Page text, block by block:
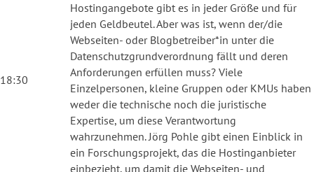
18:30
Hostingangebote gibt es in jeder Größe und für
jeden Geldbeutel. Aber was ist, wenn der/die
Webseiten- oder Blogbetreiber*in unter die
Datenschutzgrundverordnung fällt und deren
Anforderungen erfüllen muss? Viele
Einzelpersonen, kleine Gruppen oder KMUs haben
weder die technische noch die juristische
Expertise, um diese Verantwortung
wahrzunehmen. Jörg Pohle gibt einen Einblick in
ein Forschungsprojekt, das die Hostinganbieter
einbezieht, um damit die Webseiten- und